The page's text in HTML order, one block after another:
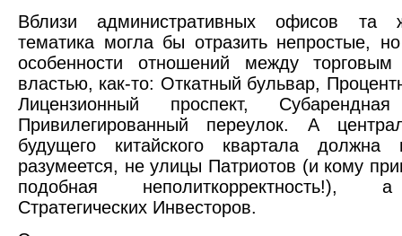
Вблизи административных офисов та
тематика могла бы отразить непростые,
особенности отношений между
властью, как-то: Откатный бульвар,
Лицензионный проспект,
Привилегированный переулок. А
будущего китайского квартала должна
разумеется, не улицы Патриотов (и кому
подобная неполиткорректность!),
Стратегических Инвесторов.